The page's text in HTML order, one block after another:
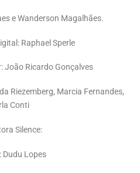
e Wanderson Magalhães.
Raphael Sperle
João Ricardo Gonçalves
Riezemberg, Marcia Fernandes,
Conti
Silence:
Dudu Lopes